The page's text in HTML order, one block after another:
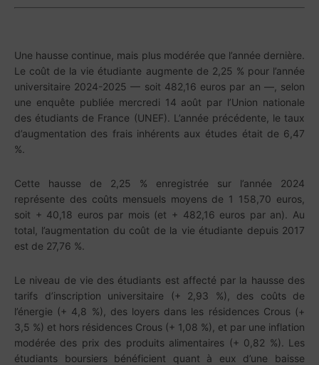
Une hausse continue, mais plus modérée que l’année dernière.
Le coût de la vie étudiante augmente de 2,25 % pour l’année
universitaire 2024-2025 — soit 482,16 euros par an —, selon
une enquête publiée mercredi 14 août par l’Union nationale
des étudiants de France (UNEF). L’année précédente, le taux
d’augmentation des frais inhérents aux études était de 6,47
%.
Cette hausse de 2,25 % enregistrée sur l’année 2024
représente des coûts mensuels moyens de 1 158,70 euros,
soit + 40,18 euros par mois (et + 482,16 euros par an). Au
total, l’augmentation du coût de la vie étudiante depuis 2017
est de 27,76 %.
Le niveau de vie des étudiants est affecté par la hausse des
tarifs d’inscription universitaire (+ 2,93 %), des coûts de
l’énergie (+ 4,8 %), des loyers dans les résidences Crous (+
3,5 %) et hors résidences Crous (+ 1,08 %), et par une inflation
modérée des prix des produits alimentaires (+ 0,82 %). Les
étudiants boursiers bénéficient quant à eux d’une baisse